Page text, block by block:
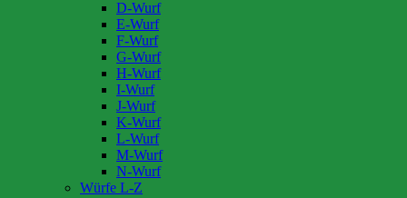
D-Wurf
E-Wurf
F-Wurf
G-Wurf
H-Wurf
I-Wurf
J-Wurf
K-Wurf
L-Wurf
M-Wurf
N-Wurf
Würfe L-Z